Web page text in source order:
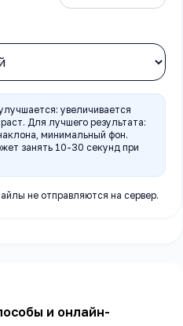
увеличивается
Для лучшего результата:
минимальный фон.
занять 10-30 секунд при
не отправляются на сервер.
и онлайн-